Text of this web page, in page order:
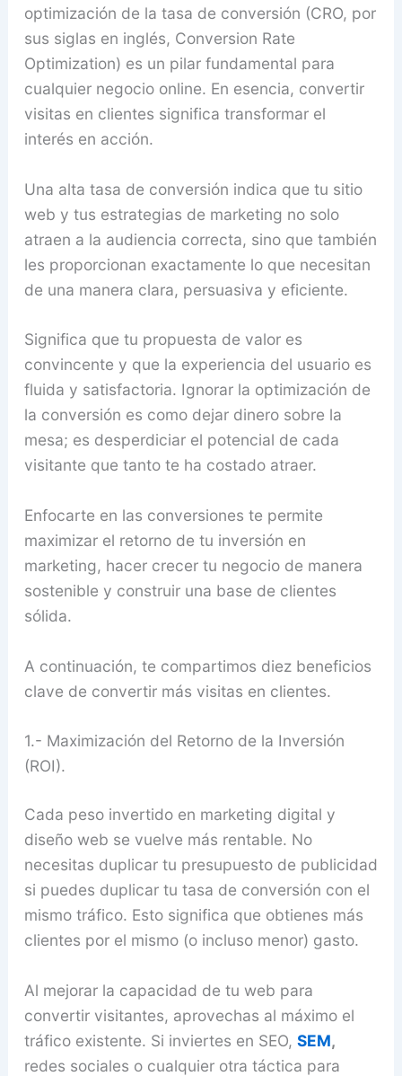
optimización de la tasa de conversión (CRO, por
sus siglas en inglés, Conversion Rate
Optimization) es un pilar fundamental para
cualquier negocio online. En esencia, convertir
visitas en clientes significa transformar el
interés en acción.
Una alta tasa de conversión indica que tu sitio
web y tus estrategias de marketing no solo
atraen a la audiencia correcta, sino que también
les proporcionan exactamente lo que necesitan
de una manera clara, persuasiva y eficiente.
Significa que tu propuesta de valor es
convincente y que la experiencia del usuario es
fluida y satisfactoria. Ignorar la optimización de
la conversión es como dejar dinero sobre la
mesa; es desperdiciar el potencial de cada
visitante que tanto te ha costado atraer.
Enfocarte en las conversiones te permite
maximizar el retorno de tu inversión en
marketing, hacer crecer tu negocio de manera
sostenible y construir una base de clientes
sólida.
A continuación, te compartimos diez beneficios
clave de convertir más visitas en clientes.
1.- Maximización del Retorno de la Inversión
(ROI).
Cada peso invertido en marketing digital y
diseño web se vuelve más rentable. No
necesitas duplicar tu presupuesto de publicidad
si puedes duplicar tu tasa de conversión con el
mismo tráfico. Esto significa que obtienes más
clientes por el mismo (o incluso menor) gasto.
Al mejorar la capacidad de tu web para
convertir visitantes, aprovechas al máximo el
tráfico existente. Si inviertes en SEO, SEM,
redes sociales o cualquier otra táctica para